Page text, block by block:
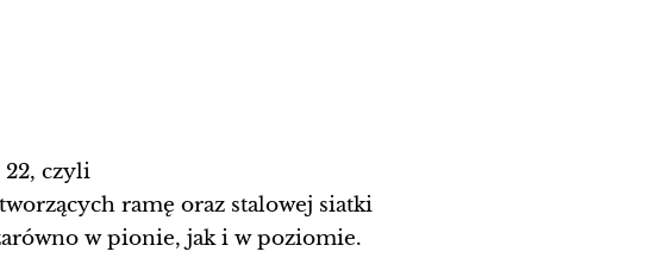
22, czyli
ramę oraz stalowej siatki
w pionie, jak i w poziomie.